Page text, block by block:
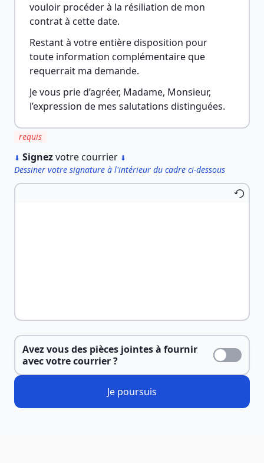
vouloir procéder à la résiliation de mon
contrat à cette date.
Restant à votre entière disposition pour
toute information complémentaire que
requerrait ma demande.
Je vous prie d’agréer, Madame, Monsieur,
l’expression de mes salutations distinguées.
requis
⬇ Signezvotre courrier ⬇
Dessiner votre signature à l'intérieur du cadre ci-dessous
Avez vous des pièces jointes à fournir
avec votre courrier ?
Je poursuis